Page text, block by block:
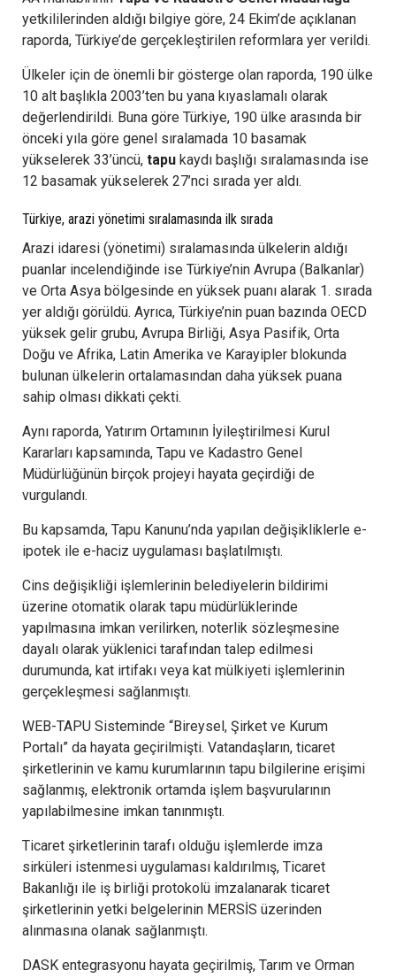
yetkililerinden aldığı bilgiye göre, 24 Ekim’de açıklanan
raporda, Türkiye’de gerçekleştirilen reformlara yer verildi.
Ülkeler için de önemli bir gösterge olan raporda, 190 ülke
10 alt başlıkla 2003’ten bu yana kıyaslamalı olarak
değerlendirildi. Buna göre Türkiye, 190 ülke arasında bir
önceki yıla göre genel sıralamada 10 basamak
yükselerek 33’üncü, tapu kaydı başlığı sıralamasında ise
12 basamak yükselerek 27’nci sırada yer aldı.
Türkiye, arazi yönetimi sıralamasında ilk sırada
Arazi idaresi (yönetimi) sıralamasında ülkelerin aldığı
puanlar incelendiğinde ise Türkiye’nin Avrupa (Balkanlar)
ve Orta Asya bölgesinde en yüksek puanı alarak 1. sırada
yer aldığı görüldü. Ayrıca, Türkiye’nin puan bazında OECD
yüksek gelir grubu, Avrupa Birliği, Asya Pasifik, Orta
Doğu ve Afrika, Latin Amerika ve Karayipler blokunda
bulunan ülkelerin ortalamasından daha yüksek puana
sahip olması dikkati çekti.
Aynı raporda, Yatırım Ortamının İyileştirilmesi Kurul
Kararları kapsamında, Tapu ve Kadastro Genel
Müdürlüğünün birçok projeyi hayata geçirdiği de
vurgulandı.
Bu kapsamda, Tapu Kanunu’nda yapılan değişikliklerle e-
ipotek ile e-haciz uygulaması başlatılmıştı.
Cins değişikliği işlemlerinin belediyelerin bildirimi
üzerine otomatik olarak tapu müdürlüklerinde
yapılmasına imkan verilirken, noterlik sözleşmesine
dayalı olarak yüklenici tarafından talep edilmesi
durumunda, kat irtifakı veya kat mülkiyeti işlemlerinin
gerçekleşmesi sağlanmıştı.
WEB-TAPU Sisteminde “Bireysel, Şirket ve Kurum
Portalı” da hayata geçirilmişti. Vatandaşların, ticaret
şirketlerinin ve kamu kurumlarının tapu bilgilerine erişimi
sağlanmış, elektronik ortamda işlem başvurularının
yapılabilmesine imkan tanınmıştı.
Ticaret şirketlerinin tarafı olduğu işlemlerde imza
sirküleri istenmesi uygulaması kaldırılmış, Ticaret
Bakanlığı ile iş birliği protokolü imzalanarak ticaret
şirketlerinin yetki belgelerinin MERSİS üzerinden
alınmasına olanak sağlanmıştı.
DASK entegrasyonu hayata geçirilmiş, Tarım ve Orman